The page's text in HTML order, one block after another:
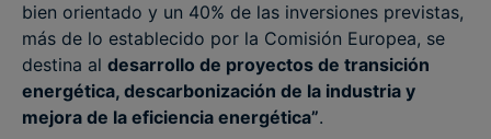
bien orientado y un 40% de las inversiones previstas,
más de lo establecido por la Comisión Europea, se
destina al desarrollo de proyectos de transición
energética, descarbonización de la industria y
mejora de la eficiencia energética”.